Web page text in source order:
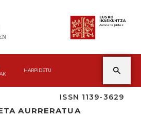
EUSKO
IKASKUNTZA
Asmoz ta jakitez
HARPIDETU
ISSN 1139-3629
AURRERATUA